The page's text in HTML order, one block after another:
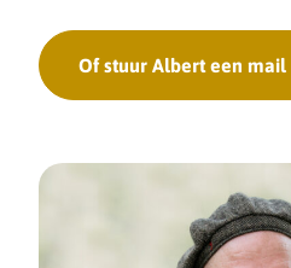
Of stuur Albert een mail